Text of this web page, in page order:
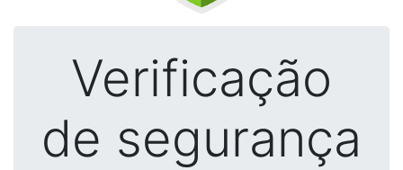
Verificação
de segurança